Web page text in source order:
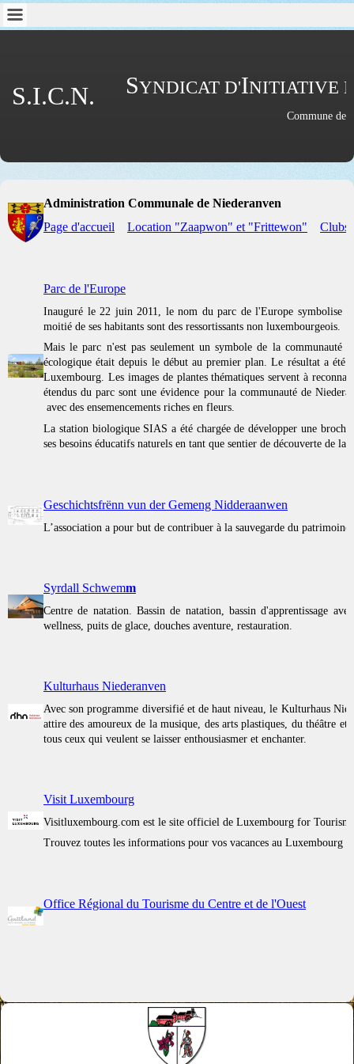
S.I.C.N. SYNDICAT D'INITIATIVE
Commune
Administration Communale de Niederanven
Page d'accueil
Location "Zaapwon" et "Frittewon" Clubs
Parc de l'Europe
Inauguré le 22 juin 2011, le nom du parc de l'Europe symbolise
moitié de ses habitants sont des ressortissants non luxembourgeois.
Mais le parc n'est pas seulement un symbole de la communauté
écologique était depuis le début au premier plan. Le résultat a
Luxembourg. Les images de plantes thématiques servent à
étendus du parc sont une évidence pour la communauté de
avec des ensemencements riches en fleurs.
La station biologique SIAS a été chargée de développer une
ses besoins éducatifs naturels en tant que sentier de découverte de la
Geschichtsfrënn vun der Gemeng Nidderaanwen
L’association a pour but de con­tribuer à la sauve­g­arde du
Syrdall Schwemm
Centre de natation. Bassin de natation, bassin d'apprentissage
wellness, puits de glace, douches aventure, restauration.
Kulturhaus Niederanven
Avec son programme diversifié et de haut niveau, le Kulturhaus
attire des amoureux de la musique, des arts plastiques, du théâtre
tous ceux qui veulent se laisser enthousiasmer et enchanter.
Visit Luxembourg
Visitluxembourg.com est le site officiel de Luxembourg for Tourism.
Trouvez toutes les informations pour vos vacances au Luxembourg
Office Régional du Tourisme du Centre et de l'Ouest